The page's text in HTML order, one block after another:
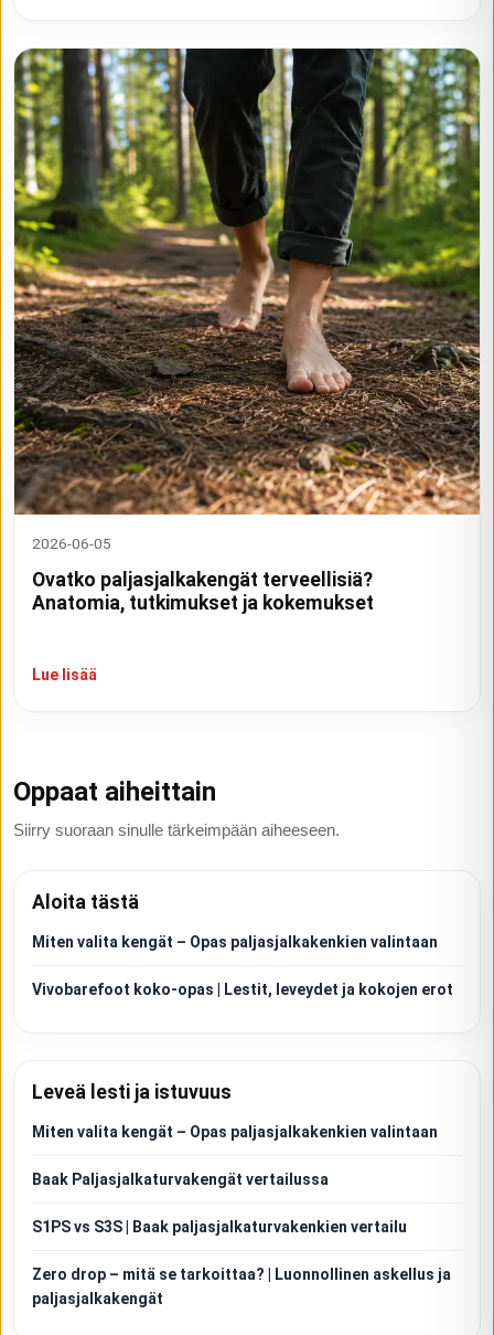
2026-06-05
Ovatko paljasjalkakengät terveellisiä?
Anatomia, tutkimukset ja kokemukset
Lue lisää
Oppaat aiheittain
Siirry suoraan sinulle tärkeimpään aiheeseen.
Aloita tästä
Miten valita kengät – Opas paljasjalkakenkien valintaan
Vivobarefoot koko-opas | Lestit, leveydet ja kokojen erot
Leveä lesti ja istuvuus
Miten valita kengät – Opas paljasjalkakenkien valintaan
Baak Paljasjalkaturvakengät vertailussa
S1PS vs S3S | Baak paljasjalkaturvakenkien vertailu
Zero drop – mitä se tarkoittaa? | Luonnollinen askellus ja
paljasjalkakengät